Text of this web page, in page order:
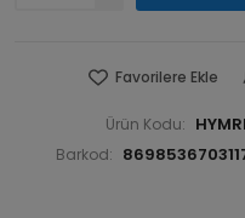
Favorilere Ekle
Ürün Kodu:
Barkod: